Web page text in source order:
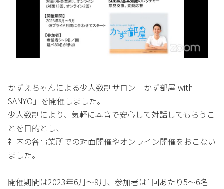
かずえちゃんによる少人数制サロン「かず部屋 with
SANYO」を開催しました。
少人数制により、気軽に本音で安心して対話してもらうこ
とを目的とし、
社内の各事業所での対面開催やオンライン開催をおこない
ました。
開催期間は2023年6月～9月、参加者は1回あたり5～6名